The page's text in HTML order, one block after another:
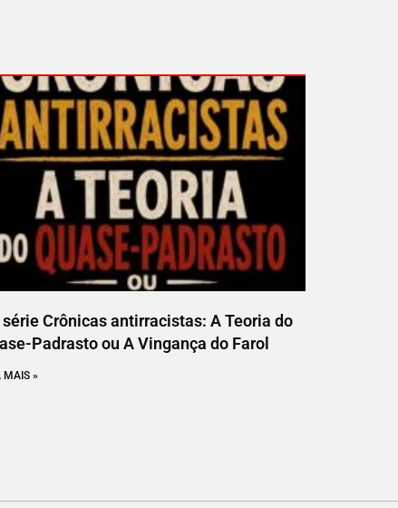
série Crônicas antirracistas: A Teoria do
Padrasto ou A Vingança do Farol
MAIS »